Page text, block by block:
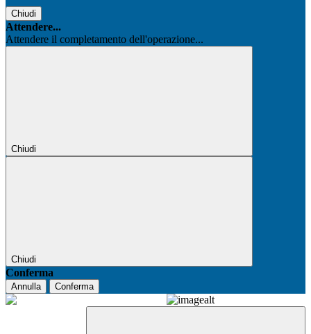
Chiudi
Attendere...
Attendere il completamento dell'operazione...
Chiudi
Chiudi
Conferma
Annulla Conferma